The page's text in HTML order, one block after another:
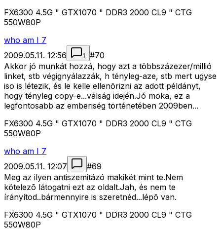
FX6300 4.5G " GTX1070 " DDR3 2000 CL9 " CTG
550W80P
who am I 7
2009.05.11. 12:56
1 #70
Akkor jó munkát hozzá, hogy azt a többszázezer/millió
linket, stb végignyálazzák, h tényleg-aze, stb mert ugyse
iso is létezik, és le kelle ellenõrizni az adott példányt,
hogy tényleg copy-e...válság idején.Jó moka, ez a
legfontosabb az emberiség történetében 2009ben...
FX6300 4.5G " GTX1070 " DDR3 2000 CL9 " CTG
550W80P
who am I 7
2009.05.11. 12:07
#69
Meg az ilyen antiszemitázó makikét mint te.Nem
kötelezõ látogatni ezt az oldalt.Jah, és nem te
írányítod..bármennyire is szeretnéd...lépõ van.
FX6300 4.5G " GTX1070 " DDR3 2000 CL9 " CTG
550W80P